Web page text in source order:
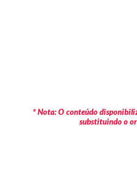
* Nota: O conteúdo
substituindo o